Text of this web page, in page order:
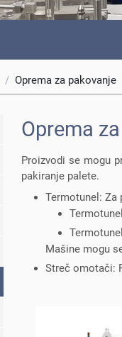
/ Oprema za pakovanje
Oprema
Proizvodi se mogu
pakiranje palete.
Termotunel: Za
Mašine mogu
Streč omotači: